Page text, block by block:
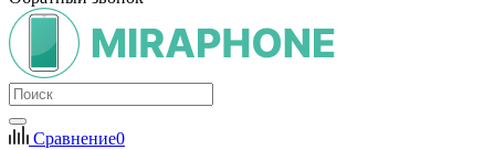
Сравнение0